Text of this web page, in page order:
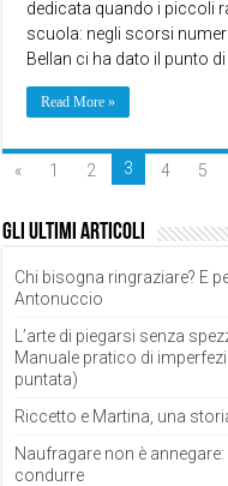
dedicata quando i piccoli
scuola: negli scorsi
Bellan ci ha dato il punto
Read More »
« 1 2 3 4 5
Gli ultimi articoli
Chi bisogna ringraziare? E
Antonuccio
L’arte di piegarsi senza
Manuale pratico di
puntata)
Riccetto e Martina, una
Naufragare non è
condurre